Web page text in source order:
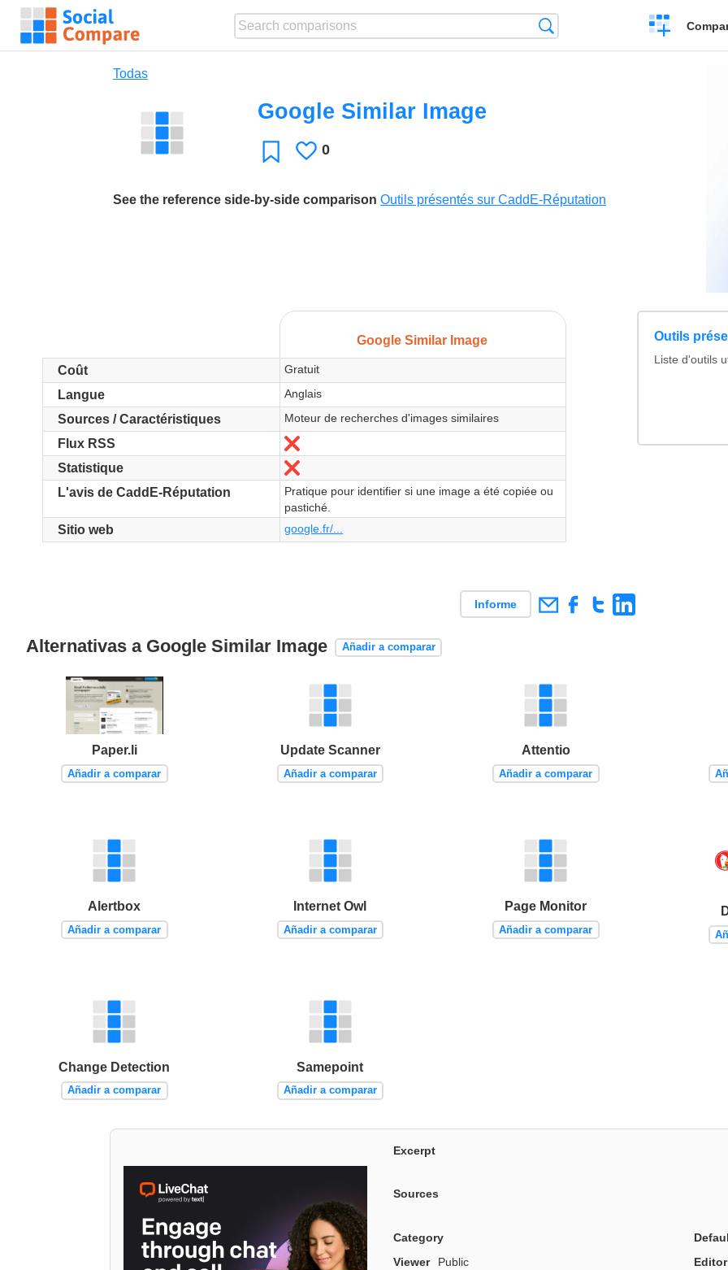
Crear
una
Todas
Google Similar Image
Favoritos
Le
0
See the reference side-by-side comparison Outils présentés sur CaddE-Réputation
Google Similar Image
Coût Gratuit
Langue Anglais
Sources / Caractéristiques Moteur de recherches d'images similaires
Flux RSS
Statistique
L'avis de CaddE-Réputation
Pratique pour identifier si une image a été copiée ou
pastiché.
Sitio web google.fr/...
Outils
Liste d'outils
Informe
Alternativas a Google Similar Image Añadir a comparar
Paper.li
Añadir a comparar
Update Scanner
Añadir a comparar
Attentio
Añadir a comparar
Alertbox
Añadir a comparar
Internet Owl
Añadir a comparar
Page Monitor
Añadir a comparar
Change Detection
Añadir a comparar
Samepoint
Añadir a comparar
Excerpt
Sources
Category
Viewer
Public Editor